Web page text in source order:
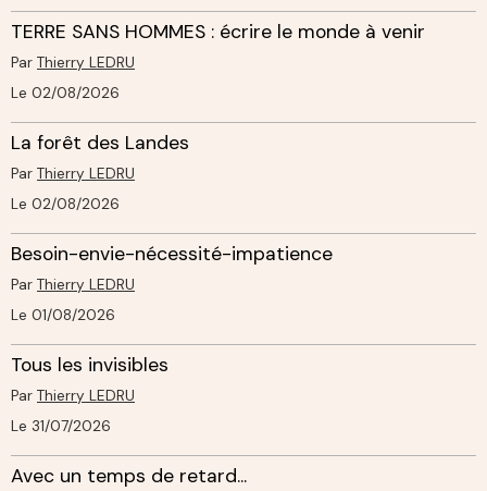
TERRE SANS HOMMES : écrire le monde à venir
Par Thierry LEDRU
Le 02/08/2026
La forêt des Landes
Par Thierry LEDRU
Le 02/08/2026
Besoin-envie-nécessité-impatience
Par Thierry LEDRU
Le 01/08/2026
Tous les invisibles
Par Thierry LEDRU
Le 31/07/2026
Avec un temps de retard...